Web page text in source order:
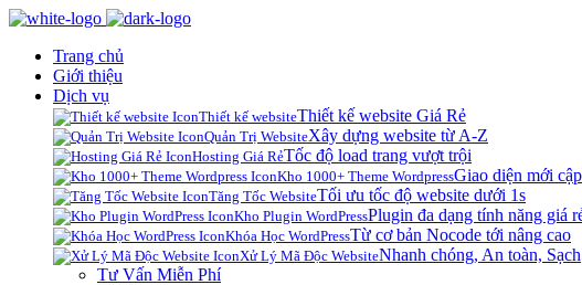
Trang chủ
Giới thiệu
Dịch vụ
Thiết kế websiteThiết kế website Giá Rẻ
Quản Trị WebsiteXây dựng website từ A-Z
Hosting Giá RẻTốc độ load trang vượt trội
Kho 1000+ Theme WordpressGiao diện mới
Tăng Tốc WebsiteTối ưu tốc độ website dưới 1s
Kho Plugin WordPressPlugin đa dạng tính năng giá
Khóa Học WordPressTừ cơ bản Nocode tới nâng cao
Xử Lý Mã Độc WebsiteNhanh chóng, An toàn, Sạch
Tư Vấn Miễn Phí